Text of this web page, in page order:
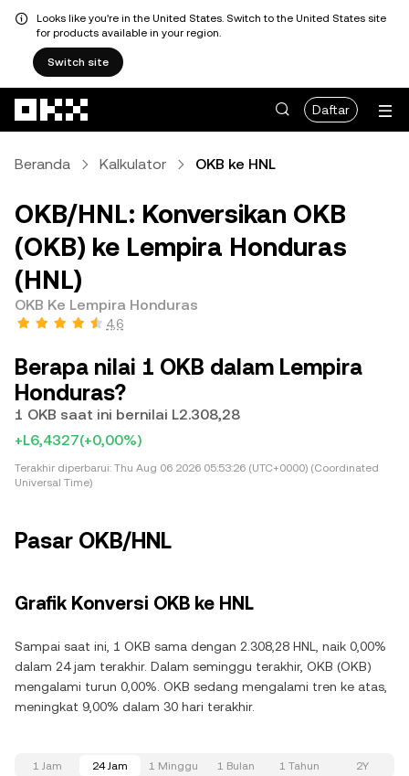
Looks like you're in the United States. Switch to the United States site
for products available in your region.
Switch site
Daftar
Beranda Kalkulator OKB ke HNL
OKB/HNL: Konversikan OKB
(OKB) ke Lempira Honduras
(HNL)
OKB Ke Lempira Honduras
4,6
Berapa nilai 1 OKB dalam Lempira
Honduras?
1 OKB saat ini bernilai L2.308,28
+L6,4327(+0,00%)
Terakhir diperbarui: Thu Aug 06 2026 05:53:26 (UTC+0000) (Coordinated
Universal Time)
Pasar OKB/HNL
Grafik Konversi OKB ke HNL
Sampai saat ini, 1 OKB sama dengan 2.308,28 HNL, naik 0,00%
dalam 24 jam terakhir. Dalam seminggu terakhir, OKB (OKB)
mengalami turun 0,00%. OKB sedang mengalami tren ke atas,
meningkat 9,00% dalam 30 hari terakhir.
1 Jam 24 Jam 1 Minggu 1 Bulan 1 Tahun 2Y